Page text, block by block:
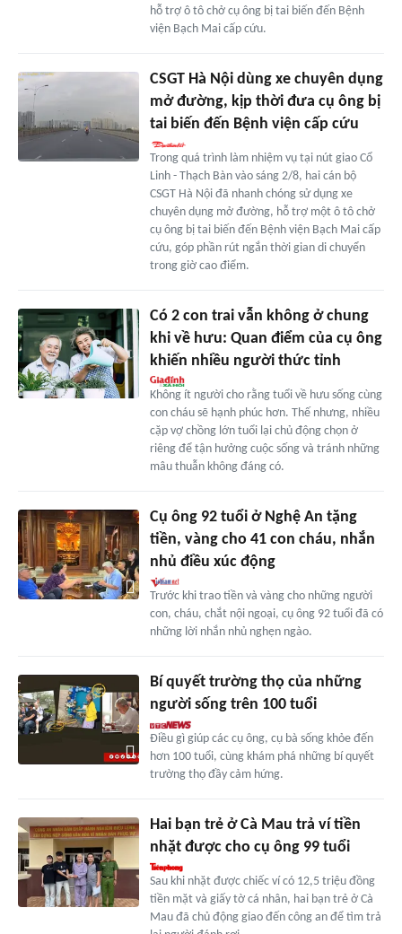
hỗ trợ ô tô chở cụ ông bị tai biến đến Bệnh
viện Bạch Mai cấp cứu.
CSGT Hà Nội dùng xe chuyên dụng
mở đường, kịp thời đưa cụ ông bị
tai biến đến Bệnh viện cấp cứu
Trong quá trình làm nhiệm vụ tại nút giao Cổ
Linh - Thạch Bàn vào sáng 2/8, hai cán bộ
CSGT Hà Nội đã nhanh chóng sử dụng xe
chuyên dụng mở đường, hỗ trợ một ô tô chở
cụ ông bị tai biến đến Bệnh viện Bạch Mai cấp
cứu, góp phần rút ngắn thời gian di chuyển
trong giờ cao điểm.
Có 2 con trai vẫn không ở chung
khi về hưu: Quan điểm của cụ ông
khiến nhiều người thức tỉnh
Không ít người cho rằng tuổi về hưu sống cùng
con cháu sẽ hạnh phúc hơn. Thế nhưng, nhiều
cặp vợ chồng lớn tuổi lại chủ động chọn ở
riêng để tận hưởng cuộc sống và tránh những
mâu thuẫn không đáng có.
Cụ ông 92 tuổi ở Nghệ An tặng
tiền, vàng cho 41 con cháu, nhắn
nhủ điều xúc động
Trước khi trao tiền và vàng cho những người
con, cháu, chắt nội ngoại, cụ ông 92 tuổi đã có
những lời nhắn nhủ nghẹn ngào.
Bí quyết trường thọ của những
người sống trên 100 tuổi
Điều gì giúp các cụ ông, cụ bà sống khỏe đến
hơn 100 tuổi, cùng khám phá những bí quyết
trường thọ đầy cảm hứng.
Hai bạn trẻ ở Cà Mau trả ví tiền
nhặt được cho cụ ông 99 tuổi
Sau khi nhặt được chiếc ví có 12,5 triệu đồng
tiền mặt và giấy tờ cá nhân, hai bạn trẻ ở Cà
Mau đã chủ động giao đến công an để tìm trả